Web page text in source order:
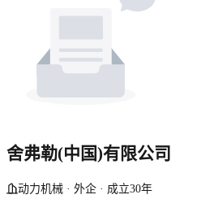
舍弗勒(中国)有限公司
动力机械 · 外企 · 成立30年